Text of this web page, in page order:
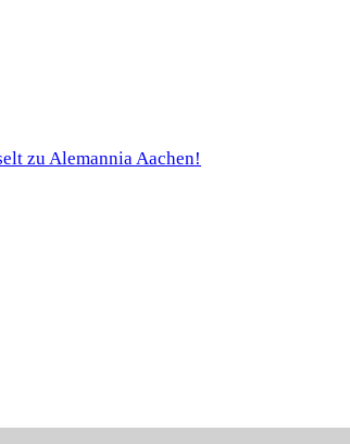
zu Alemannia Aachen!